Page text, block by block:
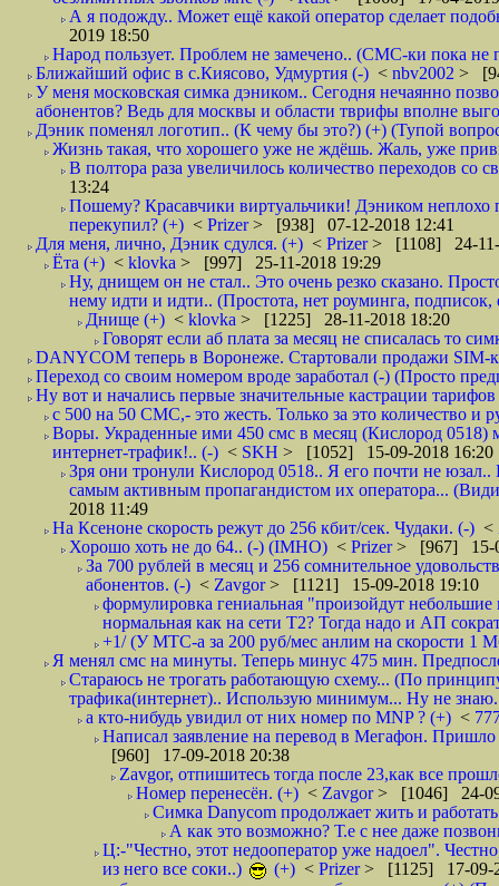
А я подожду.. Может ещё какой оператор сделает
2019 18:50
Народ пользует. Проблем не замечено.. (СМС-ки пока
Ближайший офис в с.Киясово, Удмуртия (-) < nbv2002 >
У меня московская симка дэником.. Сегодня нечаянно
абонентов? Ведь для москвы и области тврифы вполне
Дэник поменял логотип.. (К чему бы это?) (+) (Тупой
Жизнь такая, что хорошего уже не ждёшь. Жаль, уже
В полтора раза увеличилось количество переходов
13:24
Пошему? Красавчики виртуальчики! Дэником
перекупил? (+) < Prizer> [938] 07-12-2018 12:41
Для меня, лично, Дэник сдулся. (+) < Prizer> [1108] 24-11-
Ёта (+) < klovka > [997] 25-11-2018 19:29
Ну, днищем он не стал.. Это очень резко сказано.
нему идти и идти.. (Простота, нет роуминга,
Днище (+) < klovka > [1225] 28-11-2018 18:20
Говорят если аб плата за месяц не списалась то
DANYCOM теперь в Воронеже. Стартовали продажи SIM-
Переход со своим номером вроде заработал (-) (Просто
Ну вот и начались первые значительные кастрации
с 500 на 50 СМС,- это жесть. Только за это количество и
Воры. Украденные ими 450 смс в месяц (Кислород 0518)
интернет-трафик!.. (-) < SKH > [1052] 15-09-2018 16:20
Зря они тронули Кислород 0518.. Я его почти не
самым активным пропагандистом их оператора...
2018 11:49
На Ксеноне скорость режут до 256 кбит/сек. Чудаки. (-) <
Хорошо хоть не до 64.. (-) (IMHO) < Prizer> [967] 15-
За 700 рублей в месяц и 256 сомнительное
абонентов. (-) < Zavgor> [1121] 15-09-2018 19:10
формулировка гениальная "произойдут небольшие
нормальная как на сети Т2? Тогда надо и АП
+1/ (У МТС-а за 200 руб/мес анлим на скорости 1
Я менял смс на минуты. Теперь минус 475 мин.
Стараюсь не трогать работающую схему... (По
трафика(интернет).. Использую минимум... Ну не
а кто-нибудь увидил от них номер по MNP ? (+) <
Написал заявление на перевод в Мегафон.
[960] 17-09-2018 20:38
Zavgor, отпишитесь тогда после 23,как все
Номер перенесён. (+) < Zavgor> [1046] 24-
Симка Danycom продолжает жить и
А как это возможно? Т.е с нее даже
Ц:-"Честно, этот недооператор уже надоел".
из него все соки..)
(+) < Prizer> [1125] 17-09-